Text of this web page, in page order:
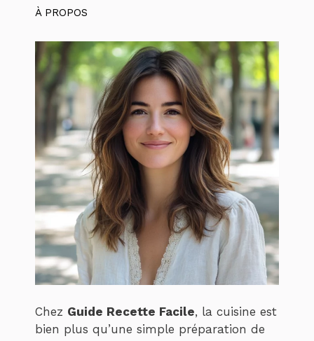
À PROPOS
Chez Guide Recette Facile, la cuisine est
bien plus qu’une simple préparation de